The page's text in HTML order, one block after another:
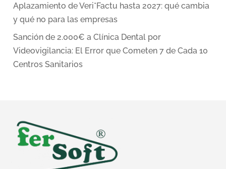
Aplazamiento de Veri*Factu hasta 2027: qué cambia
y qué no para las empresas
Sanción de 2.000€ a Clínica Dental por
Videovigilancia: El Error que Cometen 7 de Cada 10
Centros Sanitarios